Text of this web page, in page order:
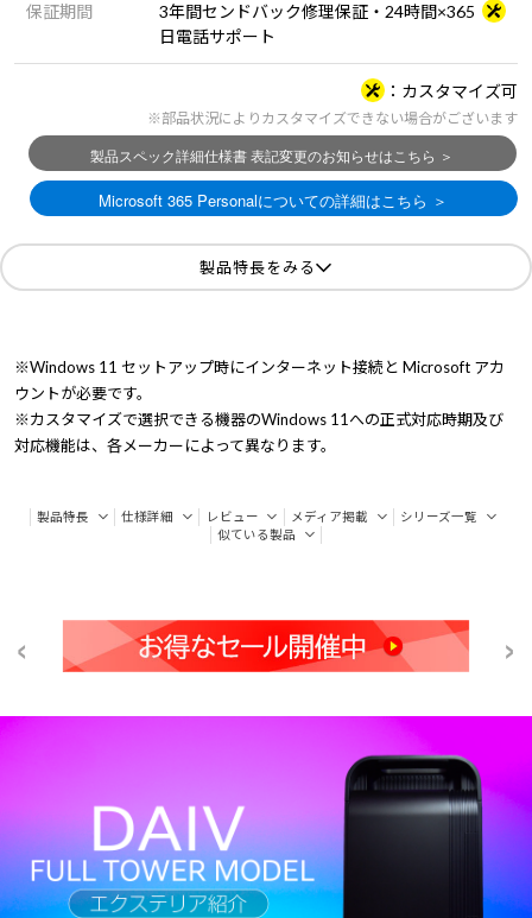
保証期間
3年間センドバック修理保証・24時間×365
日電話サポート
カスタマイズ可
※部品状況によりカスタマイズできない場合がございます
製品特長をみる
※Windows 11 セットアップ時にインターネット接続と Microsoft アカ
ウントが必要です。
※カスタマイズで選択できる機器のWindows 11への正式対応時期及び
対応機能は、各メーカーによって異なります。
製品特長 仕様詳細 レビュー メディア掲載
シリーズ一覧
似ている製品